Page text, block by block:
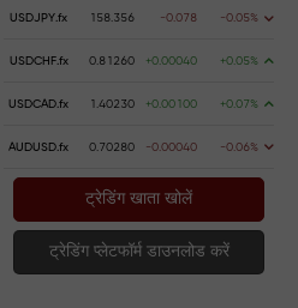
USDJPY.fx 158.356 -0.078 -0.05%
USDCHF.fx 0.81260 +0.00040 +0.05%
USDCAD.fx 1.40230 +0.00100 +0.07%
AUDUSD.fx 0.70280 -0.00040 -0.06%
ट्रेडिंग खाता खोलें
ट्रेडिंग प्लेटफॉर्म डाउनलोड करें